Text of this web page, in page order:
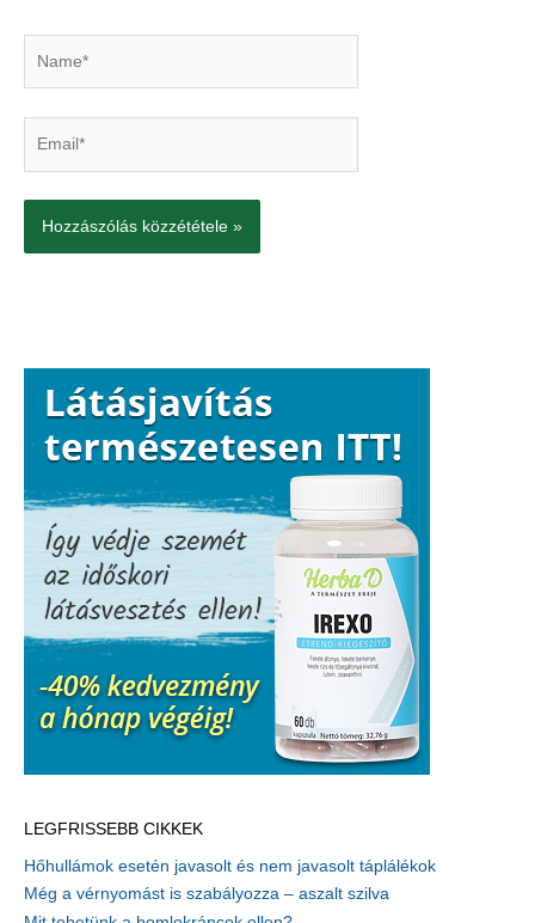
LEGFRISSEBB CIKKEK
Hőhullámok esetén javasolt és nem javasolt táplálékok
Még a vérnyomást is szabályozza – aszalt szilva